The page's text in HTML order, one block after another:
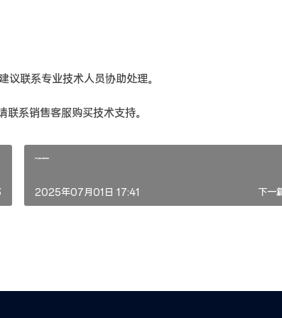
联系专业技术人员协助处理。
系销售客服购买技术支持。
技术支持工单提交指南
下一
2025年07月01日 17:41